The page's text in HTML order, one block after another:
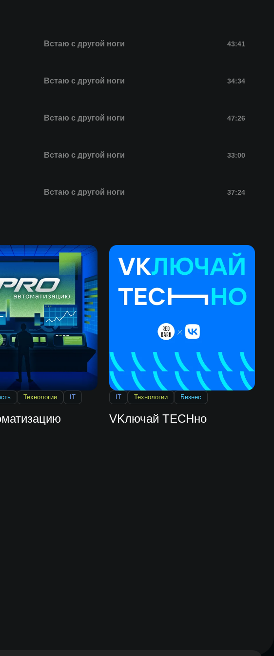
Встаю с другой ноги 43:41
Встаю с другой ноги 34:34
Встаю с другой ноги 47:26
Встаю с другой ноги 33:00
Встаю с другой ноги 37:24
Технологии IT IT Технологии Бизнес
VKлючай TECHно